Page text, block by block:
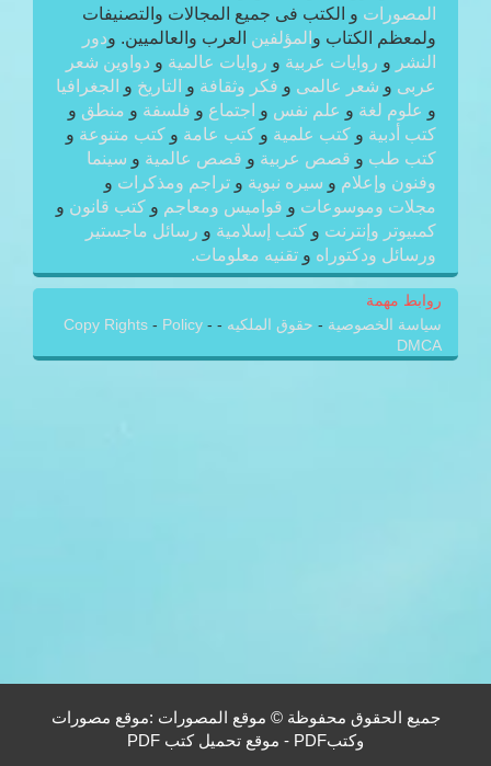
المصورات و الكتب فى جميع المجالات والتصنيفات
ولمعظم الكتاب و المؤلفين العرب والعالميين. ودور
النشر و روايات عربية و روايات عالمية و دواوين شعر
عربى و شعر عالمى و فكر وثقافة و التاريخ و الجغرافيا
و علوم لغة و علم نفس و اجتماع و فلسفة و منطق و
كتب أدبية و كتب علمية و كتب عامة و كتب متنوعة و
كتب طب و قصص عربية و قصص عالمية و سينما
وفنون وإعلام و سيره نبوية و تراجم ومذكرات و
مجلات وموسوعات و قواميس ومعاجم و كتب قانون و
كمبيوتر وإنترنت و كتب إسلامية و رسائل ماجستير
ورسائل ودكتوراه و تقنيه معلومات.
روابط مهمة
سياسة الخصوصية - حقوق الملكيه -
Copy Rights - Policy -
DMCA
جميع الحقوق محفوظة © موقع المصورات :موقع مصورات
وكتبPDF - موقع تحميل كتب PDF